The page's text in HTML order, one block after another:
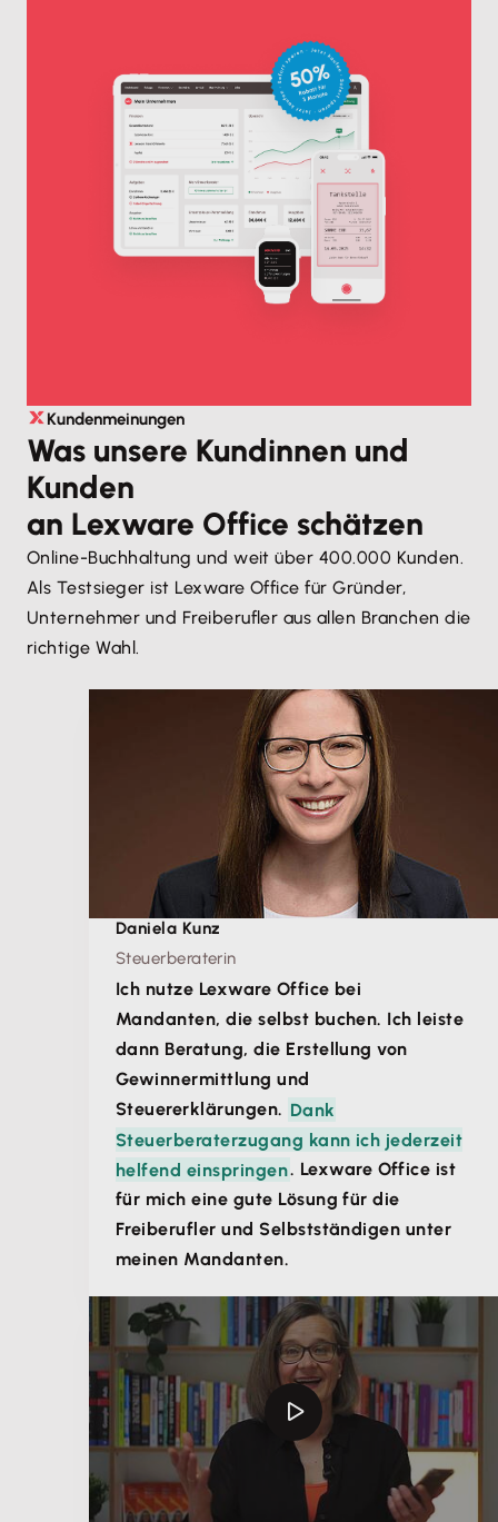
Kundenmeinungen
Was unsere Kundinnen und
Kunden
an Lexware Office schätzen
Online-Buchhaltung und weit über 400.000 Kunden.
Als Testsieger ist Lexware Office für Gründer,
Unternehmer und Freiberufler aus allen Branchen die
richtige Wahl.
Daniela Kunz
Steuerberaterin
Ich nutze Lexware Office bei
Mandanten, die selbst buchen. Ich leiste
dann Beratung, die Erstellung von
Gewinnermittlung und
Steuererklärungen. Dank
Steuerberaterzugang kann ich jederzeit
helfend einspringen. Lexware Office ist
für mich eine gute Lösung für die
Freiberufler und Selbstständigen unter
meinen Mandanten.